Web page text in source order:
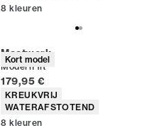
8 kleuren
Kort model
Maatwerk
Modern fit
Huidige prijs
179,95 €
Producteigenschappen
KREUKVRIJ
WATERAFSTOTEND
8 kleuren